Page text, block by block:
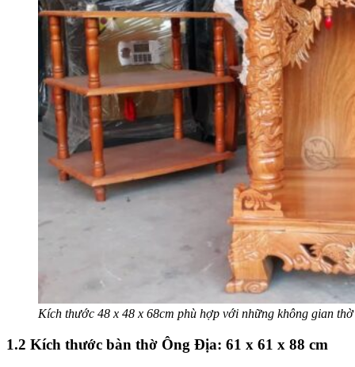
Kích thước 48 x 48 x 68cm phù hợp với những không gian
1.2 Kích thước bàn thờ Ông Địa: 61 x 61 x 88 cm